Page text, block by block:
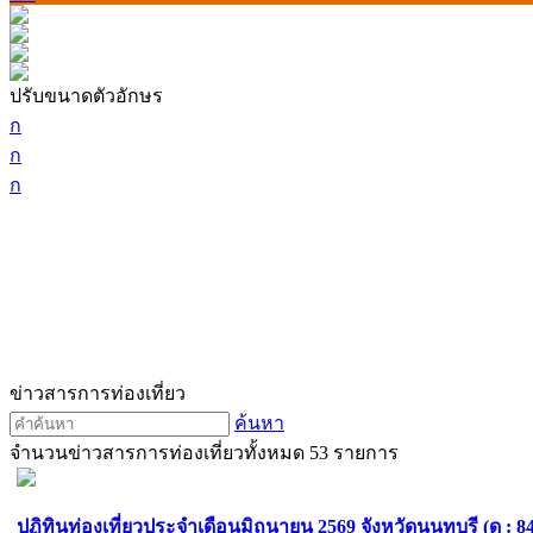
ปรับขนาดตัวอักษร
ก
ก
ก
ข่าวสารการท่องเที่ยว
ค้นหา
จำนวนข่าวสารการท่องเที่ยวทั้งหมด 53 รายการ
ปฏิทินท่องเที่ยวประจำเดือนมิถุนายน 2569 จังหวัดนนทบุรี (ดู :